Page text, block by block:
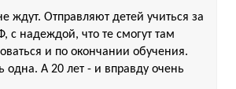
ждут. Отправляют детей учиться за
с надеждой, что те смогут там
и по окончании обучения.
одна. А 20 лет - и вправду очень